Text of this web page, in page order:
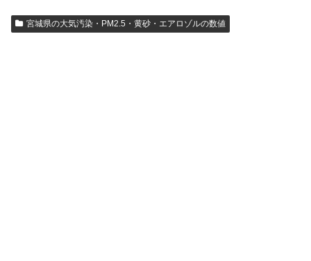
宮城県の大気汚染・PM2.5・黄砂・エアロゾルの数値